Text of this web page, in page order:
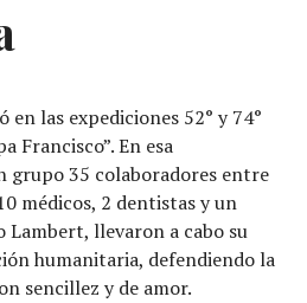
las expediciones 52° y 74°
Francisco”. En esa
grupo 35 colaboradores entre
médicos, 2 dentistas y un
Lambert, llevaron a cabo su
humanitaria, defendiendo la
sencillez y de amor.